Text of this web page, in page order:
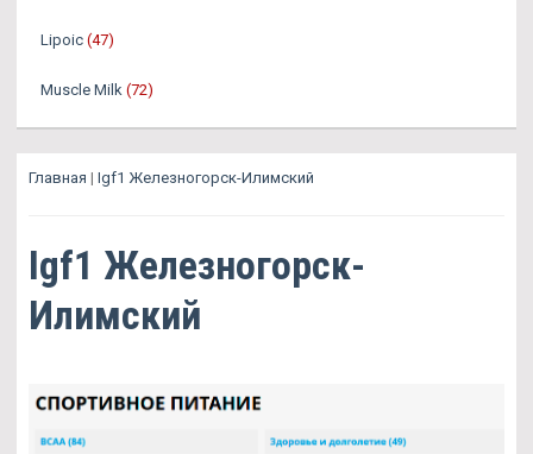
Lipoic (47)
Muscle Milk (72)
Главная | Igf1 Железногорск-Илимский
Igf1 Железногорск-
Илимский